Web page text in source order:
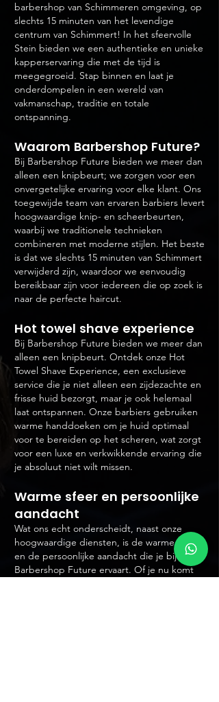
barbershop van Schimmeren omgeving, op
slechts 15 minuten van het levendige
centrum van Schimmert! In het sfeervolle
Stein bieden we een authentieke en unieke
kapperservaring die met de tijd is
meegegroeid. Stap binnen en laat je
onderdompelen in een wereld van
vakmanschap, traditie en totale
ontspanning.
Waarom Barbershop Future?
Bij Barbershop Future bieden we meer dan
alleen een knipbeurt; we zorgen voor een
onvergetelijke ervaring voor elke klant. Ons
toegewijde team van ervaren barbiers levert
hoogwaardige knip- en scheerbeurten,
waarbij we traditionele technieken
combineren met moderne stijlen. Het beste
is dat we slechts 15 minuten van Schimmert
verwijderd zijn, waardoor we eenvoudig
bereikbaar zijn voor iedereen die op zoek is
naar de perfecte haircut.
Hot towel shave experience
Bij Barbershop Future bieden we meer dan
alleen een knipbeurt. Ontdek onze Hot
Towel Shave Experience, een exclusieve
service die je niet alleen een zijdezachte en
frisse huid bezorgt, maar je ook helemaal
laat ontspannen. Onze barbiers gebruiken
warme handdoeken om je huid optimaal
voor te bereiden op het scheren, wat zorgt
voor een luxe en verkwikkende ervaring die
je absoluut niet wilt missen.
Warme sfeer en persoonlijke
aandacht
Wat ons echt onderscheidt, naast onze
hoogwaardige diensten, is de warme sfeer
en de persoonlijke aandacht die je bij
Barbershop Future ervaart. Of je nu komt